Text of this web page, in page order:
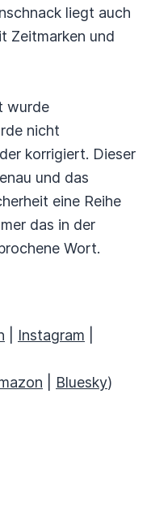
liegt auch
Zeitmarken und
wurde
nicht
korrigiert. Dieser
und das
eine Reihe
das in der
Wort.
Instagram
Bluesky)